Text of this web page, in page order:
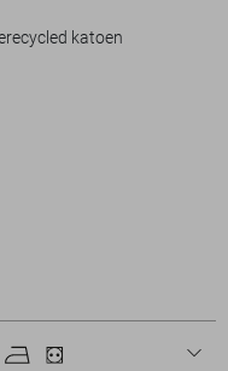
look met deze veelzijdige
katoen